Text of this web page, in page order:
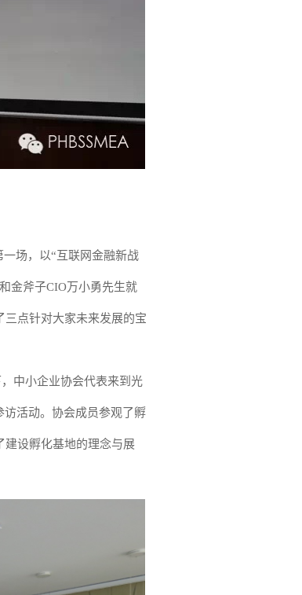
场，以“互联网金融新战
金斧子CIO万小勇先生就
点针对大家未来发展的宝
中小企业协会代表来到光
访活动。协会成员参观了孵
建设孵化基地的理念与展